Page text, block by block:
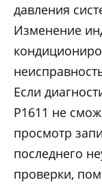
давления
Изменение
Если
Р1611 не
просмотр
последнего
проверки,